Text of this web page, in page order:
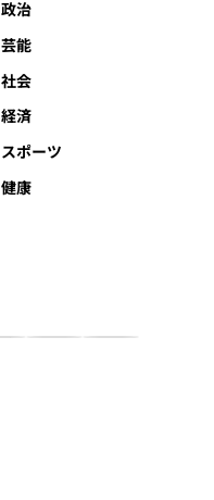
政治
芸能
社会
経済
スポーツ
健康